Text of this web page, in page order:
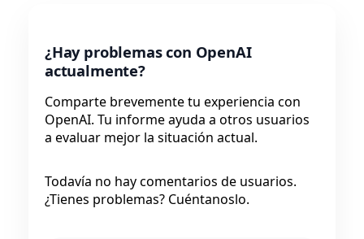
¿Hay problemas con OpenAI
actualmente?
Comparte brevemente tu experiencia con
OpenAI. Tu informe ayuda a otros usuarios
a evaluar mejor la situación actual.
Todavía no hay comentarios de usuarios.
¿Tienes problemas? Cuéntanoslo.